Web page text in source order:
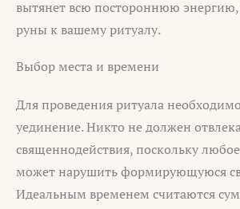
вытянет всю постороннюю энергию,
руны к вашему ритуалу.
Выбор места и времени
Для проведения ритуала
уединение. Никто не должен
священнодействия, поскольку
может нарушить формирующуюся
Идеальным временем считаются